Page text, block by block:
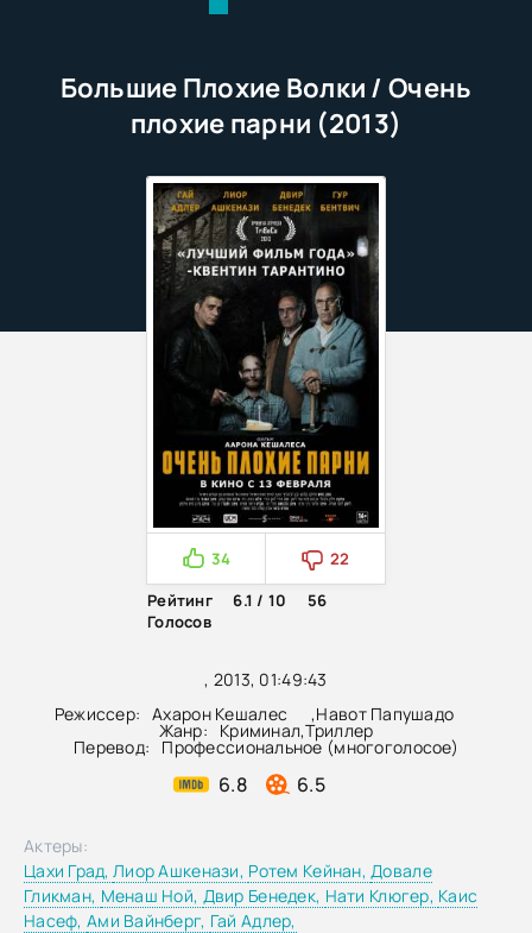
Большие Плохие Волки / Очень
плохие парни (2013)
, 2013, 01:49:43
Режиссер: Ахарон Кешалес ,Навот Папушадо
Жанр: Криминал,Триллер
Перевод: Профессиональное (многоголосое)
6.8 6.5
34
22
Рейтинг
6.1 / 10
56
Голосов
Актеры:
Цахи Град,Лиор Ашкенази, Ротем Кейнан,Довале
Гликман, Менаш Ной, Двир Бенедек, Нати Клюгер, Каис
Насеф, Ами Вайнберг, Гай Адлер,